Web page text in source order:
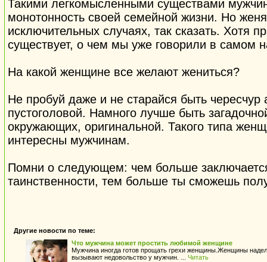
Такими легкомысленными существами
монотонность своей семейной жизни. Но
исключительных случаях, так сказать. Хотя
существует, о чем мы уже говорили в самом
На какой женщине все желают жениться?
Не пробуй даже и не старайся быть чересчур
пустоголовой. Намного лучше быть
окружающих, оригинальной. Такого типа
интересны мужчинам.
Помни о следующем: чем больше
таинственности, тем больше ты сможешь
Другие новости по теме:
Что мужчина может простить любимой женщине
Мужчина иногда готов прощать грехи женщины.Женщины
вызывают недовольство у мужчин. ... Читать